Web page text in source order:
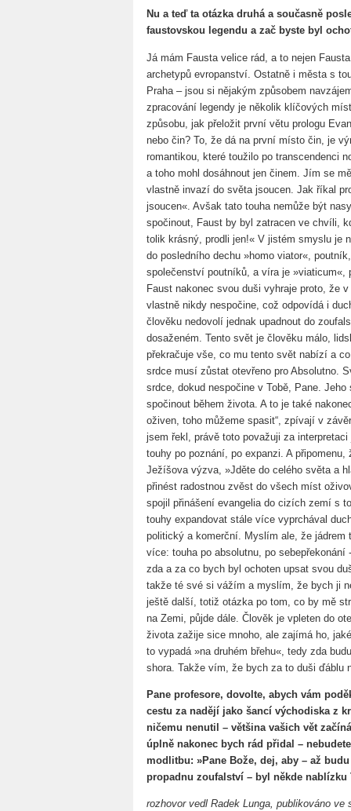
Nu a teď ta otázka druhá a současně
faustovskou legendu a zač byste byl
Já mám Fausta velice rád, a to nejen
archetypů evropanství. Ostatně i města s
Praha – jsou si nějakým způsobem
zpracování legendy je několik klíčových
způsobu, jak přeložit první větu prologu
nebo čin? To, že dá na první místo čin, je
romantikou, které toužilo po transcendenci
a toho mohl dosáhnout jen činem. Jím se
vlastně invazí do světa jsoucen. Jak říkal
jsoucen«. Avšak tato touha nemůže být
spočinout, Faust by byl zatracen ve chvíli,
tolik krásný, prodli jen!« V jistém smyslu je
do posledního dechu »homo viator«,
společenství poutníků, a víra je »viaticum«,
Faust nakonec svou duši vyhraje proto, že
vlastně nikdy nespočine, což odpovídá i
člověku nedovolí jednak upadnout do
dosaženém. Tento svět je člověku málo,
překračuje vše, co mu tento svět nabízí a
srdce musí zůstat otevřeno pro Absolutno.
srdce, dokud nespočine v Tobě, Pane.
spočinout během života. A to je také
oživen, toho můžeme spasit“, zpívají v
jsem řekl, právě toto považuji za
touhy po poznání, po expanzi. A
Ježíšova výzva, »Jděte do celého světa a
přinést radostnou zvěst do všech míst
spojil přinášení evangelia do cizích zemí s
touhy expandovat stále více vyprchával
politický a komerční. Myslím ale, že jádrem
více: touha po absolutnu, po
zda a za co bych byl ochoten upsat svou
takže té své si vážím a myslím, že bych ji
ještě další, totiž otázka po tom, co by mě
na Zemi, půjde dále. Člověk je vpleten do
života zažije sice mnoho, ale zajímá ho,
to vypadá »na druhém břehu«, tedy zda
shora. Takže vím, že bych za to duši ďáblu
Pane profesore, dovolte, abych vám
cestu za nadějí jako šancí východiska z
ničemu nenutil – většina vašich vět
úplně nakonec bych rád přidal –
modlitbu: »Pane Bože, dej, aby – až
propadnu zoufalství – byl někde nablízku
rozhovor vedl Radek Lunga, publikováno